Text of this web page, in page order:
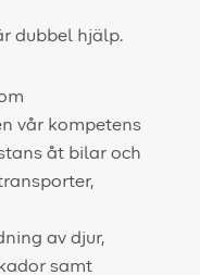
dubbel hjälp.
vår kompetens
åt bilar och
av djur,
samt